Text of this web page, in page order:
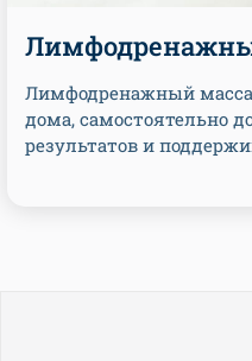
Лимфодренажный
дома, самостоятельно
результатов и